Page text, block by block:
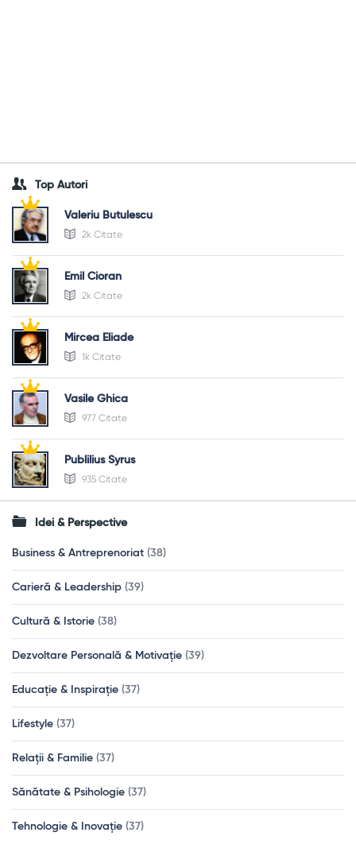
Top Autori
Valeriu Butulescu
2k Citate
Emil Cioran
2k Citate
Mircea Eliade
1k Citate
Vasile Ghica
977 Citate
Publilius Syrus
935 Citate
Idei & Perspective
Business & Antreprenoriat (38)
Carieră & Leadership (39)
Cultură & Istorie (38)
Dezvoltare Personală & Motivație (39)
Educație & Inspirație (37)
Lifestyle (37)
Relații & Familie (37)
Sănătate & Psihologie (37)
Tehnologie & Inovație (37)